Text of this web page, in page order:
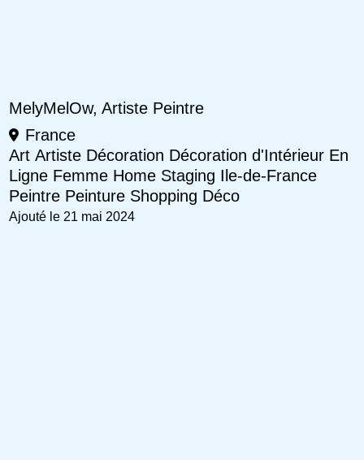
MelyMelOw, Artiste Peintre
France
Art Artiste Décoration Décoration d'Intérieur En
Ligne Femme Home Staging Ile-de-France
Peintre Peinture Shopping Déco
Ajouté le 21 mai 2024